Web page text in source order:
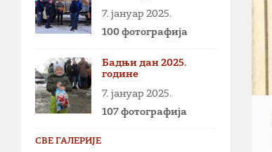
7. јануар 2025.
100 фотографија
Бадњи дан 2025.
године
7. јануар 2025.
107 фотографија
СВЕ ГАЛЕРИЈЕ